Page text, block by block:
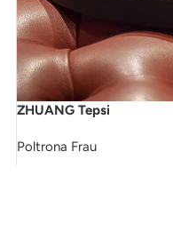
ZHUANG Tepsi
Poltrona Frau